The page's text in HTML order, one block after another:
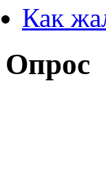
Как
Опрос